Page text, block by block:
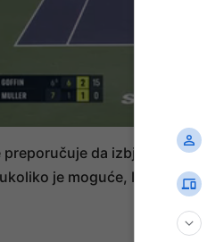
preporučuje da izbjegavaju
je moguće, borave u
-